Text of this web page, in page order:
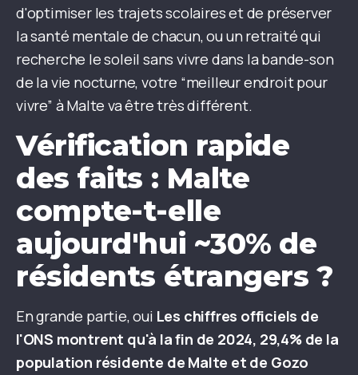
d'optimiser les trajets scolaires et de préserver
la santé mentale de chacun, ou un retraité qui
recherche le soleil sans vivre dans la bande-son
de la vie nocturne, votre “meilleur endroit pour
vivre” à Malte va être très différent.
Vérification rapide
des faits : Malte
compte-t-elle
aujourd'hui ~30% de
résidents étrangers ?
En grande partie, oui Les chiffres officiels de
l'ONS montrent qu'à la fin de 2024, 29,4% de la
population résidente de Malte et de Gozo